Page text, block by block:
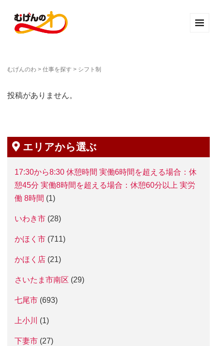
むげんのわ > 仕事を探す > シフト制
投稿がありません。
エリアから選ぶ
17:30から8:30 休憩時間 実働6時間を超える場合：休
憩45分 実働8時間を超える場合：休憩60分以上 実労
働 8時間 (1)
いわき市 (28)
かほく市 (711)
かほく店 (21)
さいたま市南区 (29)
七尾市 (693)
上小川 (1)
下妻市 (27)